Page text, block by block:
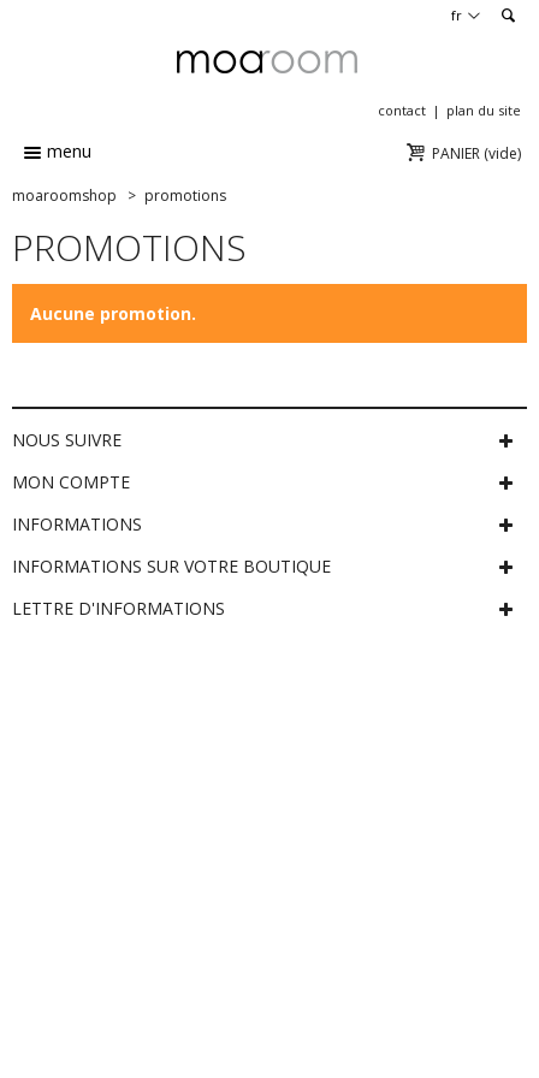
fr
contact plan du site
PANIER (vide)
menu
moaroomshop > promotions
PROMOTIONS
Aucune promotion.
NOUS SUIVRE
MON COMPTE
INFORMATIONS
INFORMATIONS SUR VOTRE BOUTIQUE
LETTRE D'INFORMATIONS